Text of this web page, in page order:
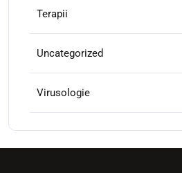
Terapii
Uncategorized
Virusologie